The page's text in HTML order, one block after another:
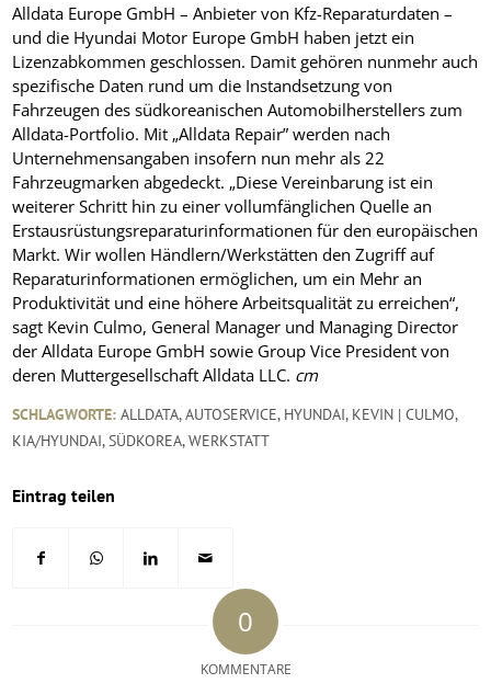
Alldata Europe GmbH – Anbieter von Kfz-Reparaturdaten –
und die Hyundai Motor Europe GmbH haben jetzt ein
Lizenzabkommen geschlossen. Damit gehören nunmehr auch
spezifische Daten rund um die Instandsetzung von
Fahrzeugen des südkoreanischen Automobilherstellers zum
Alldata-Portfolio. Mit „Alldata Repair” werden nach
Unternehmensangaben insofern nun mehr als 22
Fahrzeugmarken abgedeckt. „Diese Vereinbarung ist ein
weiterer Schritt hin zu einer vollumfänglichen Quelle an
Erstausrüstungsreparaturinformationen für den europäischen
Markt. Wir wollen Händlern/Werkstätten den Zugriff auf
Reparaturinformationen ermöglichen, um ein Mehr an
Produktivität und eine höhere Arbeitsqualität zu erreichen“,
sagt Kevin Culmo, General Manager und Managing Director
der Alldata Europe GmbH sowie Group Vice President von
deren Muttergesellschaft Alldata LLC. cm
SCHLAGWORTE: ALLDATA,AUTOSERVICE, HYUNDAI, KEVIN | CULMO,
KIA/HYUNDAI, SÜDKOREA,WERKSTATT
Eintrag teilen
0
KOMMENTARE